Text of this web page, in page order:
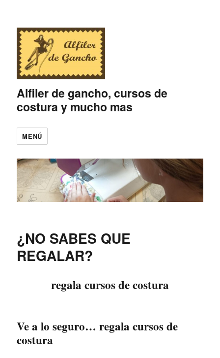
Alfiler de gancho, cursos de
costura y mucho mas
MENÚ
¿NO SABES QUE
REGALAR?
regala cursos de costura
Ve a lo seguro… regala cursos de
costura